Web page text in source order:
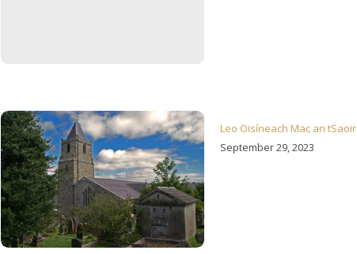
Cibé thú fhéin atá ag gabháil tharamLeo Oisíneach Mac an tSaoir
September 29, 2023